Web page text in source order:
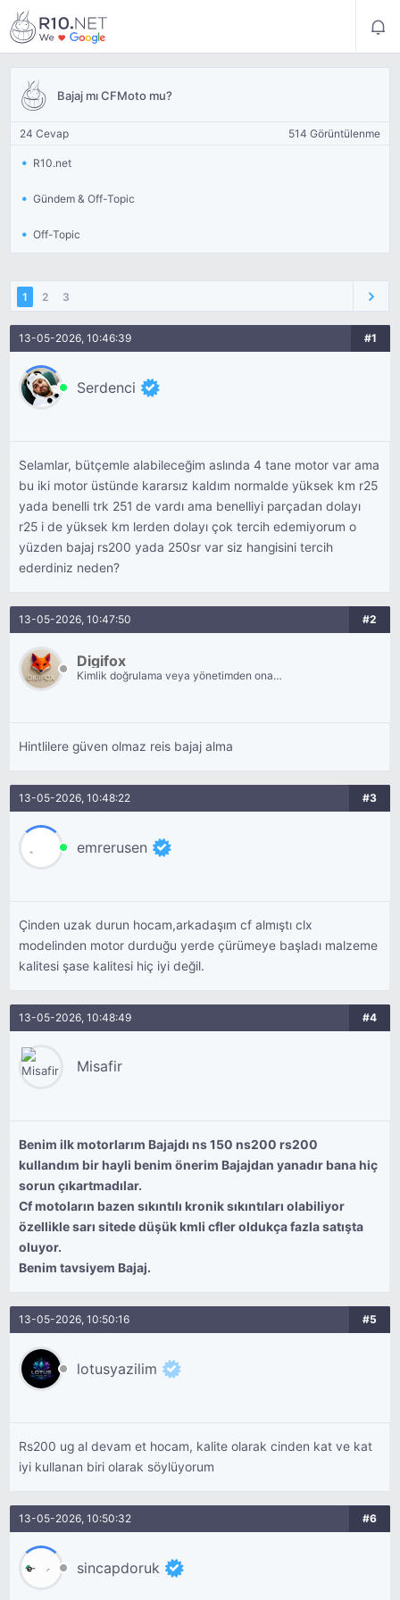
Bajaj mı CFMoto mu?
24 Cevap 514 Görüntülenme
R10.net
Gündem & Off-Topic
Off-Topic
1 2 3
13-05-2026, 10:46:39 #1
Serdenci
Selamlar, bütçemle alabileceğim aslında 4 tane motor var ama
bu iki motor üstünde kararsız kaldım normalde yüksek km r25
yada benelli trk 251 de vardı ama benelliyi parçadan dolayı
r25 i de yüksek km lerden dolayı çok tercih edemiyorum o
yüzden bajaj rs200 yada 250sr var siz hangisini tercih
ederdiniz neden?
13-05-2026, 10:47:50 #2
Digifox
Kimlik doğrulama veya yönetimden onay
Hintlilere güven olmaz reis bajaj alma
13-05-2026, 10:48:22 #3
emrerusen
Çinden uzak durun hocam,arkadaşım cf almıştı clx
modelinden motor durduğu yerde çürümeye başladı malzeme
kalitesi şase kalitesi hiç iyi değil.
13-05-2026, 10:48:49 #4
Misafir
Benim ilk motorlarım Bajajdı ns 150 ns200 rs200
kullandım bir hayli benim önerim Bajajdan yanadır bana hiç
sorun çıkartmadılar.
Cf motoların bazen sıkıntılı kronik sıkıntıları olabiliyor
özellikle sarı sitede düşük kmli cfler oldukça fazla satışta
oluyor.
Benim tavsiyem Bajaj.
13-05-2026, 10:50:16 #5
lotusyazilim
Rs200 ug al devam et hocam, kalite olarak cinden kat ve kat
iyi kullanan biri olarak söylüyorum
13-05-2026, 10:50:32 #6
sincapdoruk